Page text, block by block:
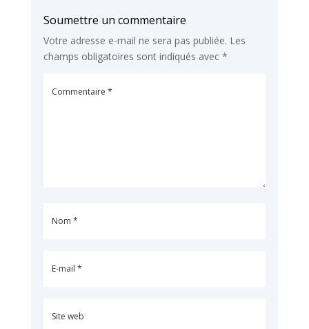
Soumettre un commentaire
Votre adresse e-mail ne sera pas publiée. Les
champs obligatoires sont indiqués avec *